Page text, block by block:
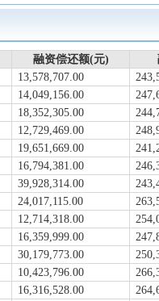
融资偿还额(元)
13,578,707.00
14,049,156.00
18,352,305.00
12,729,469.00
19,651,669.00
16,794,381.00
39,928,314.00
24,017,115.00
12,714,318.00
16,359,999.00
30,179,773.00
10,423,796.00
16,316,528.00